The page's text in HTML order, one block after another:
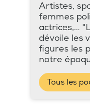
Artistes,
femmes
actrices,...
dévoile les
figures les
notre
Tous les